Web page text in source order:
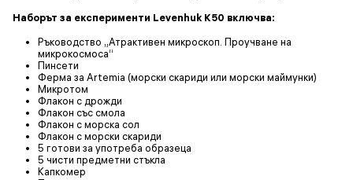
Наборът за експерименти Levenhuk K50 включва:
Ръководство „Атрактивен микроскоп. Проучване на
микрокосмоса“
Пинсети
Ферма за Artemia (морски скариди или морски маймунки)
Микротом
Флакон с дрожди
Флакон със смола
Флакон с морска сол
Флакон с морски скариди
5 готови за употреба образеца
5 чисти предметни стъкла
Капкомер